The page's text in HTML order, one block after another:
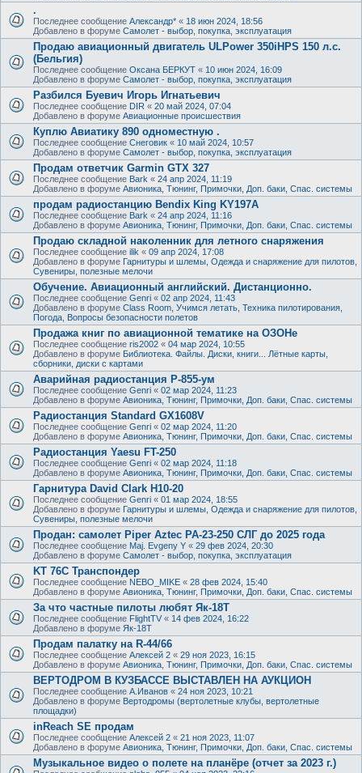
.
Последнее сообщение Александр* « 18 июн 2024, 18:56
Добавлено в форуме Самолет - выбор, покупка, эксплуатация
Продаю авиационный двигатель ULPower 350iHPS 150 л.с.
(Бельгия)
Последнее сообщение Оксана БЕРКУТ « 10 июн 2024, 16:09
Добавлено в форуме Самолет - выбор, покупка, эксплуатация
Разбился Буевич Игорь Игнатьевич
Последнее сообщение DIR « 20 май 2024, 07:04
Добавлено в форуме Авиационные происшествия
Куплю Авиатику 890 одноместную .
Последнее сообщение Снеговик « 10 май 2024, 10:57
Добавлено в форуме Самолет - выбор, покупка, эксплуатация
Продам ответчик Garmin GTX 327
Последнее сообщение Bark « 24 апр 2024, 11:19
Добавлено в форуме Авионика, Тюнинг, Примочки, Доп. баки, Спас. системы
продам радиостанцию Bendix King KY197A
Последнее сообщение Bark « 24 апр 2024, 11:16
Добавлено в форуме Авионика, Тюнинг, Примочки, Доп. баки, Спас. системы
Продаю складной наколенник для летного снаряжения
Последнее сообщение ilik « 09 апр 2024, 17:08
Добавлено в форуме Гарнитуры и шлемы, Одежда и снаряжение для пилотов,
Сувениры, полезные мелочи
Обучение. Авиационный английский. Дистанционно.
Последнее сообщение Genri « 02 апр 2024, 11:43
Добавлено в форуме Class Room, Учимся летать, Техника пилотирования,
Погода, Вопросы безопасности полетов
Продажа книг по авиационной тематике на ОЗОНе
Последнее сообщение ris2002 « 04 мар 2024, 10:55
Добавлено в форуме Библиотека. Файлы. Диски, книги... Лётные карты,
сборники, диски с картами
Аварийная радиостанция Р-855-ум
Последнее сообщение Genri « 02 мар 2024, 11:23
Добавлено в форуме Авионика, Тюнинг, Примочки, Доп. баки, Спас. системы
Радиостанция Standard GX1608V
Последнее сообщение Genri « 02 мар 2024, 11:20
Добавлено в форуме Авионика, Тюнинг, Примочки, Доп. баки, Спас. системы
Радиостанция Yaesu FT-250
Последнее сообщение Genri « 02 мар 2024, 11:18
Добавлено в форуме Авионика, Тюнинг, Примочки, Доп. баки, Спас. системы
Гарнитура David Clark H10-20
Последнее сообщение Genri « 01 мар 2024, 18:55
Добавлено в форуме Гарнитуры и шлемы, Одежда и снаряжение для пилотов,
Сувениры, полезные мелочи
Продан: самолет Piper Aztec PA-23-250 СЛГ до 2025 года
Последнее сообщение Maj. Evgeny Y « 29 фев 2024, 20:30
Добавлено в форуме Самолет - выбор, покупка, эксплуатация
KT 76C Транспондер
Последнее сообщение NEBO_MIKE « 28 фев 2024, 15:40
Добавлено в форуме Авионика, Тюнинг, Примочки, Доп. баки, Спас. системы
За что частные пилоты любят Як-18Т
Последнее сообщение FlightTV « 14 фев 2024, 16:22
Добавлено в форуме Як-18Т
Продам палатку на R-44/66
Последнее сообщение Алексей 2 « 29 ноя 2023, 16:15
Добавлено в форуме Авионика, Тюнинг, Примочки, Доп. баки, Спас. системы
ВЕРТОДРОМ В КУЗБАССЕ ВЫСТАВЛЕН НА АУКЦИОН
Последнее сообщение А.Иванов « 24 ноя 2023, 10:21
Добавлено в форуме Вертодромы (вертолетные клубы, вертолетные
площадки)
inReach SE продам
Последнее сообщение Алексей 2 « 21 ноя 2023, 11:07
Добавлено в форуме Авионика, Тюнинг, Примочки, Доп. баки, Спас. системы
Музыкальное видео о полете на планёре (отчет за 2023 г.)